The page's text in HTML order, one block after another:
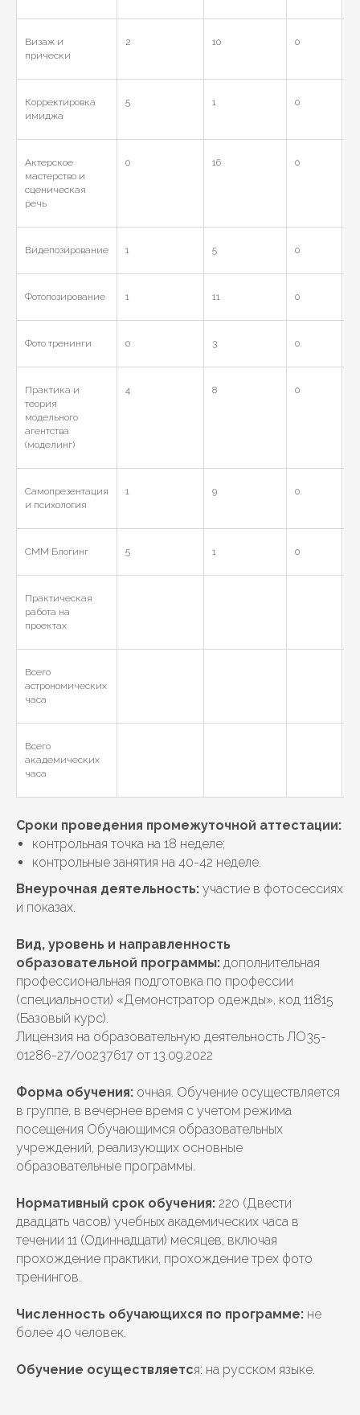
Визаж и
прически
2 10 0
Корректировка
имиджа
5 1 0
Актерское
мастерство и
сценическая
речь
0 16 0
Видепозирование 1 5 0
Фотопозирование 1 11 0
Фото тренинги 0 3 0
Практика и
теория
модельного
агентства
(моделинг)
4 8 0
Самопрезентация
и психология
1 9 0
СММ Блогинг 5 1 0
Практическая
работа на
проектах
Всего
астрономических
часа
Всего
академических
часа
Сроки проведения промежуточной аттестации:
контрольная точка на 18 неделе;
контрольные занятия на 40-42 неделе.
Внеурочная деятельность: участие в фотосессиях
и показах.
Вид, уровень и направленность
образовательной программы: дополнительная
профессиональная подготовка по профессии
(специальности) «Демонстратор одежды», код 11815
(Базовый курс).
Лицензия на образовательную деятельность ЛО35-
01286-27/00237617 от 13.09.2022
Форма обучения: очная. Обучение осуществляется
в группе, в вечернее время с учетом режима
посещения Обучающимся образовательных
учреждений, реализующих основные
образовательные программы.
Нормативный срок обучения: 220 (Двести
двадцать часов) учебных академических часа в
течении 11 (Одиннадцати) месяцев, включая
прохождение практики, прохождение трех фото
тренингов.
Численность обучающихся по программе: не
более 40 человек.
Обучение осуществляется: на русском языке.